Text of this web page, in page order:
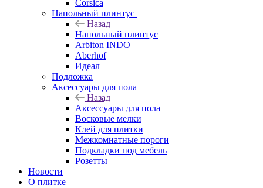
Corsica
Напольный плинтус
Назад
Напольный плинтус
Arbiton INDO
Aberhof
Идеал
Подложка
Аксессуары для пола
Назад
Аксессуары для пола
Восковые мелки
Клей для плитки
Межкомнатные пороги
Подкладки под мебель
Розетты
Новости
О плитке